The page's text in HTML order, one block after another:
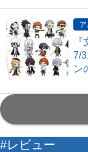
7/
ン
#レビュー